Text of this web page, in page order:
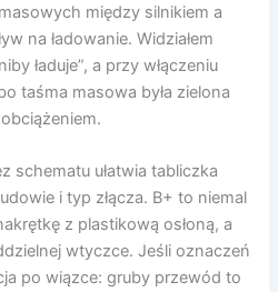
między silnikiem a
na ładowanie. Widziałem
ładuje”, a przy włączeniu
taśma masowa była zielona
schematu ułatwia tabliczka
i typ złącza. B+ to niemal
z plastikową osłoną, a
wtyczce. Jeśli oznaczeń
po wiązce: gruby przewód to